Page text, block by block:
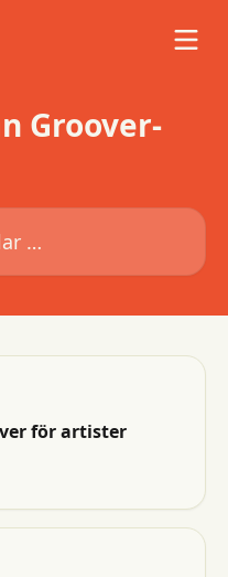
Groover-
för artister